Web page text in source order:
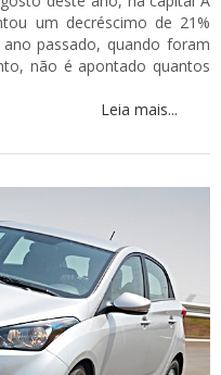
um decréscimo de 21%
passado, quando foram
não é apontado quantos
Leia mais...